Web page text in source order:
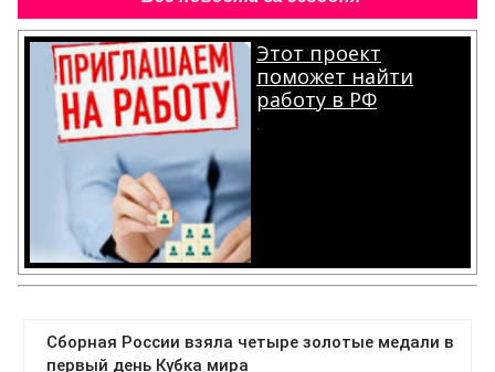
Этот проект
поможет найти
работу в РФ
.